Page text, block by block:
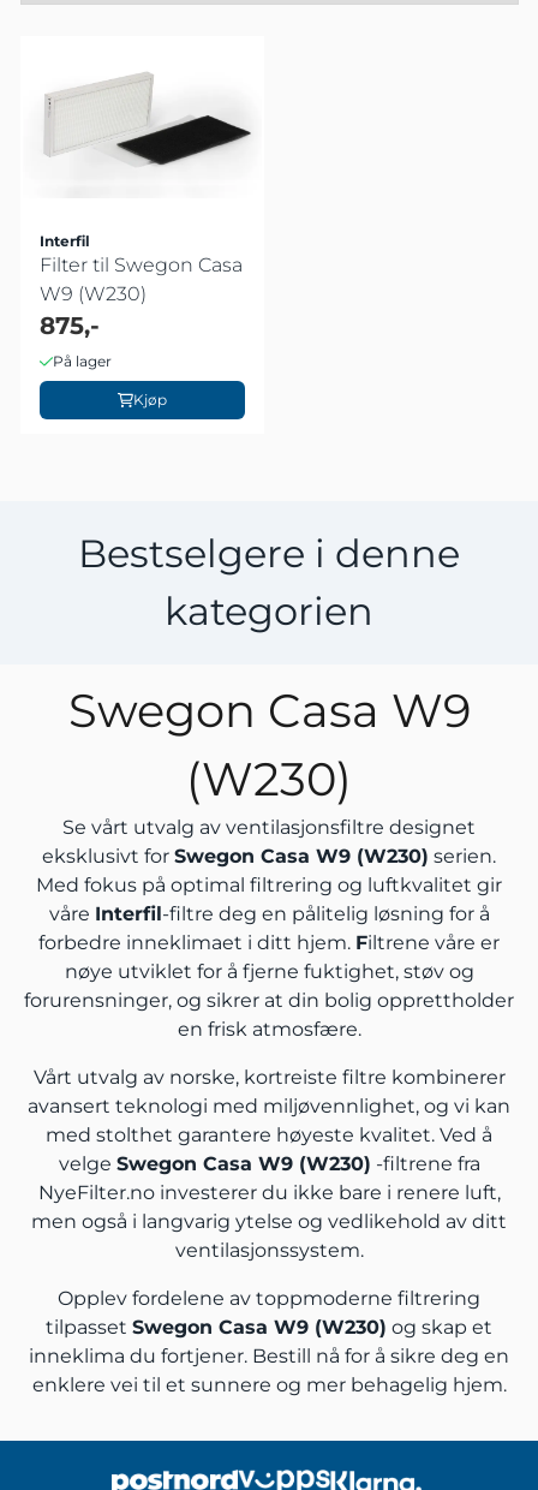
Interfil
Filter til Swegon Casa
W9 (W230)
875,-
På lager
Kjøp
Bestselgere i denne
kategorien
Swegon Casa W9
(W230)
Se vårt utvalg av ventilasjonsfiltre designet
eksklusivt for Swegon Casa W9 (W230) serien.
Med fokus på optimal filtrering og luftkvalitet gir
våre Interfil-filtre deg en pålitelig løsning for å
forbedre inneklimaet i ditt hjem. Filtrene våre er
nøye utviklet for å fjerne fuktighet, støv og
forurensninger, og sikrer at din bolig opprettholder
en frisk atmosfære.
Vårt utvalg av norske, kortreiste filtre kombinerer
avansert teknologi med miljøvennlighet, og vi kan
med stolthet garantere høyeste kvalitet. Ved å
velge Swegon Casa W9 (W230) -filtrene fra
NyeFilter.no investerer du ikke bare i renere luft,
men også i langvarig ytelse og vedlikehold av ditt
ventilasjonssystem.
Opplev fordelene av toppmoderne filtrering
tilpasset Swegon Casa W9 (W230) og skap et
inneklima du fortjener. Bestill nå for å sikre deg en
enklere vei til et sunnere og mer behagelig hjem.